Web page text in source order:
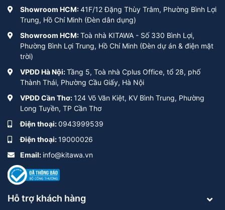
Showroom HCM:41F/12 Đặng Thùy Trâm, Phường Bình Lợi
Trung, Hồ Chí Minh (Đèn dân dụng)
Showroom HCM:Toà nhà KITAWA - Số 330 Bình Lợi,
Phường Bình Lợi Trung, Hồ Chí Minh (Đèn dự án & điện mặt
trời)
VPĐD Hà Nội:Tầng 5, Toà nhà Cplus Office, tổ 28, phố
Thành Thái, Phường Cầu Giấy, Hà Nội
VPĐD Cần Thơ:124 Võ Văn Kiệt, KV Bình Trung, Phường
Long Tuyền, TP Cần Thơ
Điện thoại:0943999539
Điện thoại:19000026
Email: info@kitawa.vn
Hỗ trợ khách hàng